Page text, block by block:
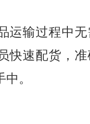
运输过程中
快速配货，
。